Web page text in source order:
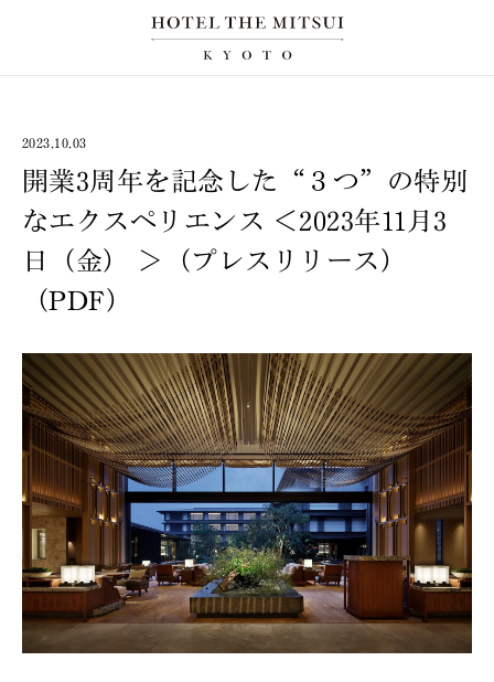
2023.10.03
開業3周年を記念した“３つ”の特別
なエクスペリエンス ＜2023年11月3
日（金） ＞（プレスリリース）
（PDF）